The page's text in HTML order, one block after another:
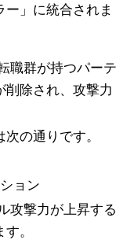
」に統合されま
職群が持つパーテ
削除され、攻撃力
の通りです。
ョン
攻撃力が上昇する
。